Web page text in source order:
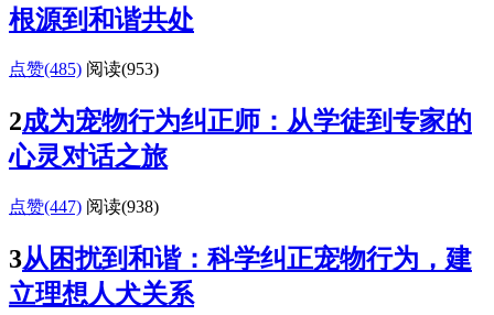
根源到和谐共处
点赞(485) 阅读(953)
2成为宠物行为纠正师：从学徒到专家的
心灵对话之旅
点赞(447) 阅读(938)
3从困扰到和谐：科学纠正宠物行为，建
立理想人犬关系